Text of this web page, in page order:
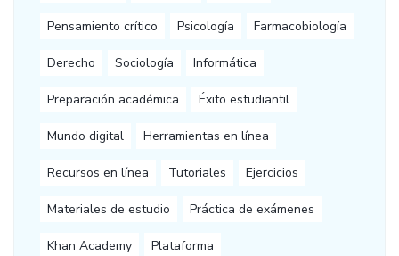
Pensamiento crítico Psicología Farmacobiología
Derecho Sociología Informática
Preparación académica Éxito estudiantil
Mundo digital Herramientas en línea
Recursos en línea Tutoriales Ejercicios
Materiales de estudio Práctica de exámenes
Khan Academy Plataforma